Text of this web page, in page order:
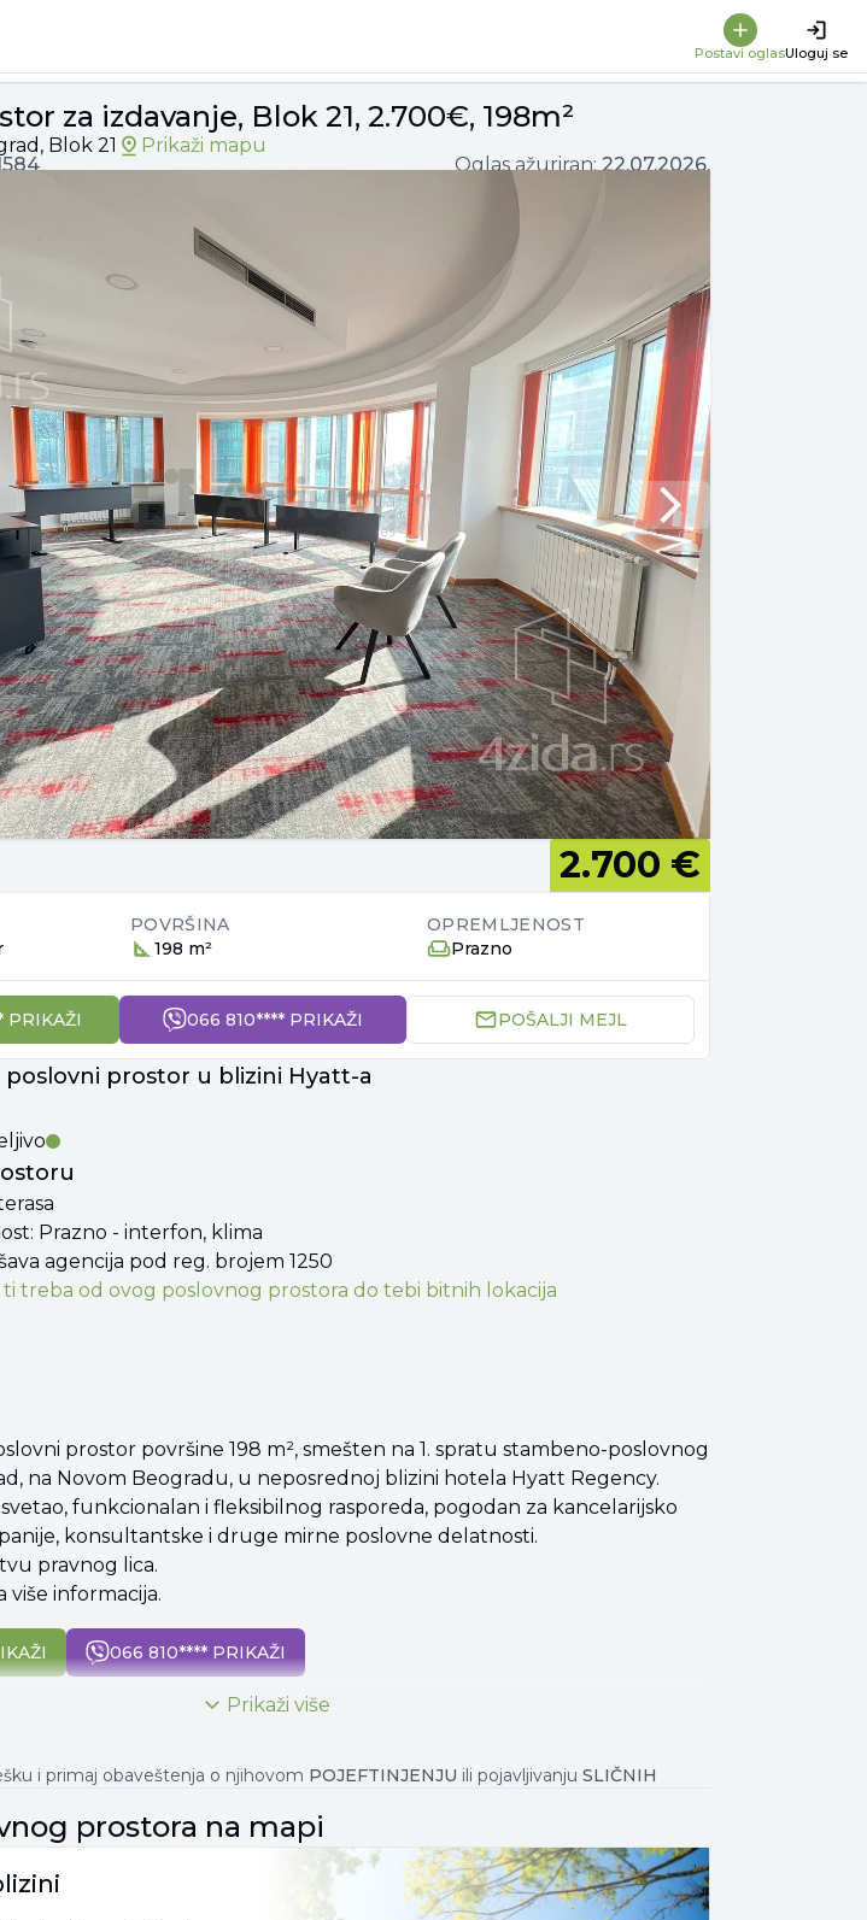
Postavi oglasUloguj se
za izdavanje, Blok 21, 2.700€, 198m²
Blok 21
Prikaži mapu
Oglas ažuriran: 22.07.2026.
Next slide
2.700 €
POVRŠINA
198 m²
OPREMLJENOST
Prazno
PRIKAŽI 066 810**** PRIKAŽI POŠALJI MEJL
poslovni prostor u blizini Hyatt-a
Prazno - interfon, klima
agencija pod reg. brojem 1250
treba od ovog poslovnog prostora do tebi bitnih lokacija
prostor površine 198 m², smešten na 1. spratu stambeno-poslovnog
na Novom Beogradu, u neposrednoj blizini hotela Hyatt Regency.
funkcionalan i fleksibilnog rasporeda, pogodan za kancelarijsko
konsultantske i druge mirne poslovne delatnosti.
pravnog lica.
više informacija.
066 810**** PRIKAŽI
Prikaži više
i primaj obaveštenja o njihovom POJEFTINJENJU ili pojavljivanju SLIČNIH
prostora na mapi